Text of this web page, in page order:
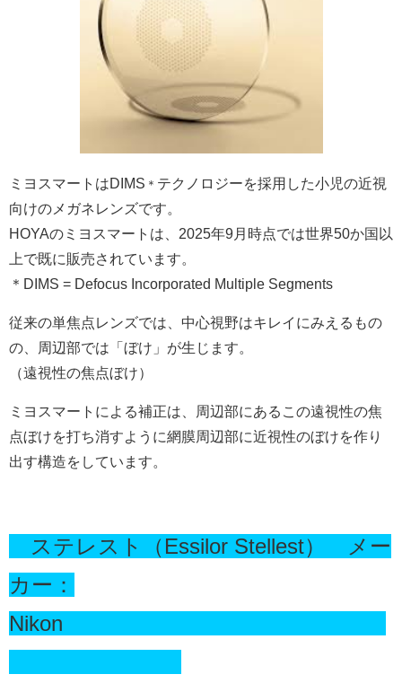
ミヨスマートはDIMS ＊ テクノロジーを採用した小児の近視
向けのメガネレンズです。
HOYAのミヨスマートは、2025年9月時点では世界50か国以
上で既に販売されています。
＊DIMS = Defocus Incorporated Multiple Segments
従来の単焦点レンズでは、中心視野はキレイにみえるもの
の、周辺部では「ぼけ」が生じます。
（遠視性の焦点ぼけ）
ミヨスマートによる補正は、周辺部にあるこの遠視性の焦
点ぼけを打ち消すように網膜周辺部に近視性のぼけを作り
出す構造をしています。
ステレスト（Essilor Stellest） メー
カー：
Nikon